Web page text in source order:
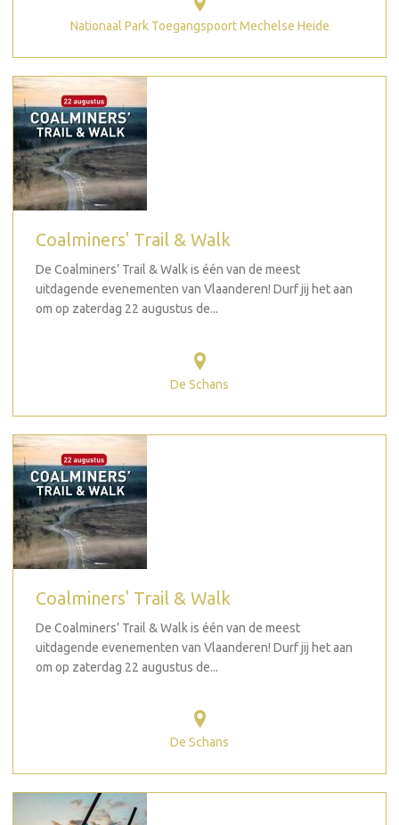
Nationaal Park Toegangspoort Mechelse Heide
Coalminers' Trail & Walk
De Coalminers’ Trail & Walk is één van de meest
uitdagende evenementen van Vlaanderen! Durf jij het aan
om op zaterdag 22 augustus de...
De Schans
Coalminers' Trail & Walk
De Coalminers’ Trail & Walk is één van de meest
uitdagende evenementen van Vlaanderen! Durf jij het aan
om op zaterdag 22 augustus de...
De Schans